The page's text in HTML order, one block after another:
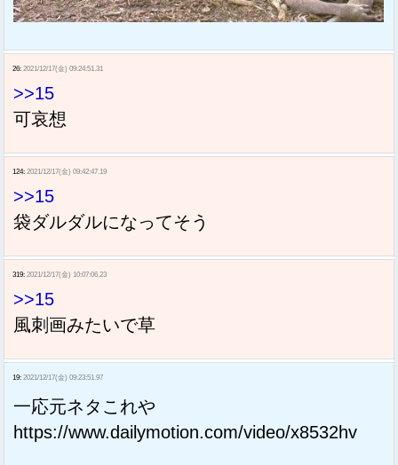
26: 2021/12/17(金) 09:24:51.31
>>15
可哀想
124: 2021/12/17(金) 09:42:47.19
>>15
袋ダルダルになってそう
319: 2021/12/17(金) 10:07:06.23
>>15
風刺画みたいで草
19: 2021/12/17(金) 09:23:51.97
一応元ネタこれや
https://www.dailymotion.com/video/x8532hv